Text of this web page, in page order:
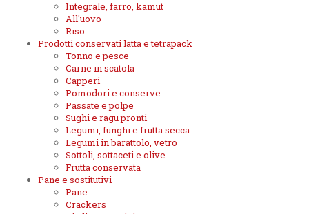
Integrale, farro, kamut
All'uovo
Riso
Prodotti conservati latta e tetrapack
Tonno e pesce
Carne in scatola
Capperi
Pomodori e conserve
Passate e polpe
Sughi e ragu pronti
Legumi, funghi e frutta secca
Legumi in barattolo, vetro
Sottoli, sottaceti e olive
Frutta conservata
Pane e sostitutivi
Pane
Crackers